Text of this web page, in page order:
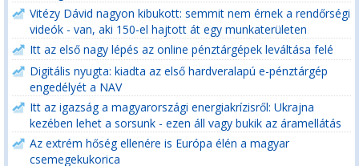
Vitézy Dávid nagyon kibukott: semmit nem érnek a rendőrségi
videók - van, aki 150-el hajtott át egy munkaterületen
Itt az első nagy lépés az online pénztárgépek leváltása felé
Digitális nyugta: kiadta az első hardveralapú e-pénztárgép
engedélyét a NAV
Itt az igazság a magyarországi energiakrízisről: Ukrajna
kezében lehet a sorsunk - ezen áll vagy bukik az áramellátás
Az extrém hőség ellenére is Európa élén a magyar
csemegekukorica